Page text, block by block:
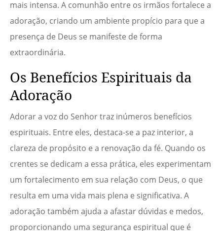
mais intensa. A comunhão entre os irmãos fortalece a
adoração, criando um ambiente propício para que a
presença de Deus se manifeste de forma
extraordinária.
Os Benefícios Espirituais da
Adoração
Adorar a voz do Senhor traz inúmeros benefícios
espirituais. Entre eles, destaca-se a paz interior, a
clareza de propósito e a renovação da fé. Quando os
crentes se dedicam a essa prática, eles experimentam
um fortalecimento em sua relação com Deus, o que
resulta em uma vida mais plena e significativa. A
adoração também ajuda a afastar dúvidas e medos,
proporcionando uma segurança espiritual que é